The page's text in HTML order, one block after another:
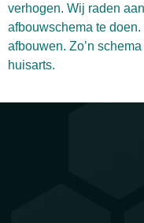
verhogen. Wij raden
afbouwschema te
afbouwen. Zo’n
huisarts.